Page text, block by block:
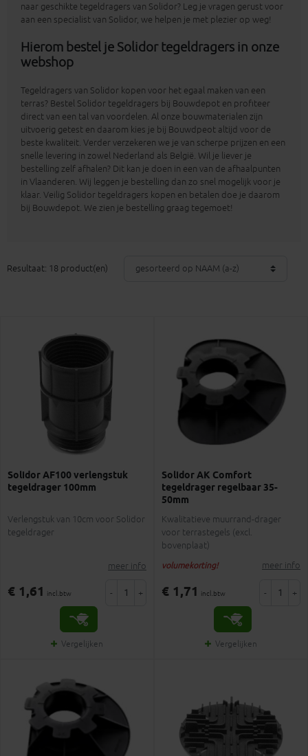
naar geschikte tegeldragers van Solidor? Leg je vragen gerust voor
aan een specialist van Solidor, we helpen je met plezier op weg!
Hierom bestel je Solidor tegeldragers in onze
webshop
Tegeldragers van Solidor kopen voor het egaal maken van een
terras? Bestel Solidor tegeldragers bij Bouwdepot en profiteer
direct van een tal van voordelen. Al onze bouwmaterialen zijn
uitvoerig getest en daarom kies je bij Bouwdpeot altijd voor de
beste kwaliteit. Verder verzekeren we je van scherpe prijzen en een
snelle levering in zowel Nederland als België. Wil je liever je
bestelling zelf afhalen? Dit kan je doen in een van de afhaalpunten
in Vlaanderen. Wij leggen je bestelling dan zo snel mogelijk voor je
klaar. Veilig Solidor tegeldragers kopen en betalen doe je daarom
bij Bouwdepot. We zien je bestelling graag tegemoet!
Resultaat: 18 product(en)
Solidor AF100 verlengstuk
tegeldrager 100mm
Verlengstuk van 10cm voor Solidor
tegeldrager
meer info
€ 1,61 incl.btw - +
Vergelijken
Solidor AK Comfort
tegeldrager regelbaar 35-
50mm
Kwalitatieve muurrand-drager
voor terrastegels (excl.
bovenplaat)
volumekorting! meer info
€ 1,71 incl.btw - +
Vergelijken